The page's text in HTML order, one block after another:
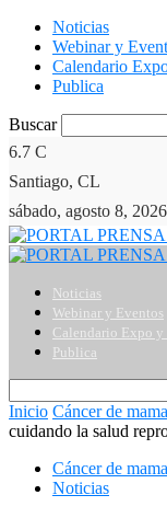
Noticias
Webinar y
Calendario
Publica
Buscar
6.7 C
Santiago, CL
sábado, agosto 8, 2026
Noticias
Webinar y Eventos
Calendario Expo y
Publica
Inicio Cáncer de mama
cuidando la salud
Cáncer de mama
Noticias